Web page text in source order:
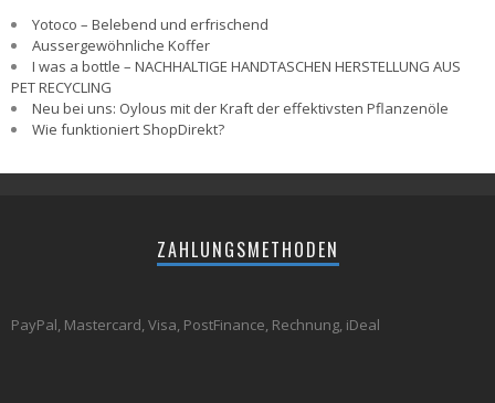
Yotoco – Belebend und erfrischend
Aussergewöhnliche Koffer
I was a bottle – NACHHALTIGE HANDTASCHEN HERSTELLUNG AUS
PET RECYCLING
Neu bei uns: Oylous mit der Kraft der effektivsten Pflanzenöle
Wie funktioniert ShopDirekt?
ZAHLUNGSMETHODEN
PayPal, Mastercard, Visa, PostFinance, Rechnung, iDeal